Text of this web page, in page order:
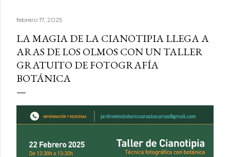
febrero 17, 2025
LA MAGIA DE LA CIANOTIPIA LLEGA A
ARAS DE LOS OLMOS CON UN TALLER
GRATUITO DE FOTOGRAFÍA
BOTÁNICA